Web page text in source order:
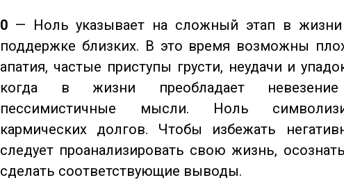
0 — Ноль указывает на сложный этап в
поддержке близких. В это время возможны
апатия, частые приступы грусти, неудачи и
когда в жизни преобладает
пессимистичные мысли. Ноль
кармических долгов. Чтобы избежать
следует проанализировать свою жизнь,
сделать соответствующие выводы.